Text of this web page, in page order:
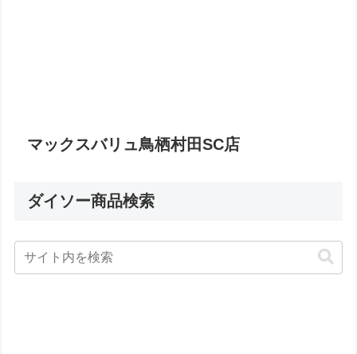
マックスバリュ鳥栖村田SC店
ダイソー商品検索